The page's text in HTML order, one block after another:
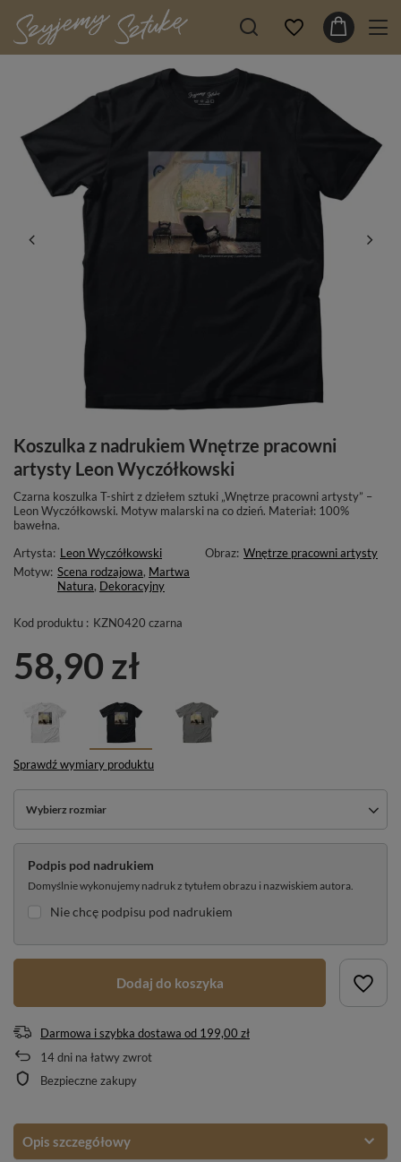
Koszulka z nadrukiem Wnętrze pracowni
artysty Leon Wyczółkowski
Czarna koszulka T-shirt z dziełem sztuki „Wnętrze pracowni artysty” –
Leon Wyczółkowski. Motyw malarski na co dzień. Materiał: 100%
bawełna.
Artysta: Leon Wyczółkowski Obraz: Wnętrze pracowni artysty
Motyw: Scena rodzajowa, Martwa
Natura, Dekoracyjny
Kod produktu : KZN0420 czarna
58,90 zł
Sprawdź wymiary produktu
Wybierz rozmiar
Podpis pod nadrukiem
Domyślnie wykonujemy nadruk z tytułem obrazu i nazwiskiem autora.
Nie chcę podpisu pod nadrukiem
Dodaj do koszyka
Darmowa i szybka dostawa od 199,00 zł
14dni na łatwy zwrot
Bezpieczne zakupy
Opis szczegółowy